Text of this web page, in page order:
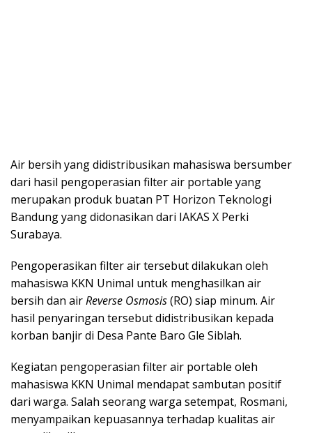
Air bersih yang didistribusikan mahasiswa bersumber
dari hasil pengoperasian filter air portable yang
merupakan produk buatan PT Horizon Teknologi
Bandung yang didonasikan dari IAKAS X Perki
Surabaya.
Pengoperasikan filter air tersebut dilakukan oleh
mahasiswa KKN Unimal untuk menghasilkan air
bersih dan airReverse Osmosis(RO) siap minum. Air
hasil penyaringan tersebut didistribusikan kepada
korban banjir di Desa Pante Baro Gle Siblah.
Kegiatan pengoperasian filter air portable oleh
mahasiswa KKN Unimal mendapat sambutan positif
dari warga. Salah seorang warga setempat, Rosmani,
menyampaikan kepuasannya terhadap kualitas air